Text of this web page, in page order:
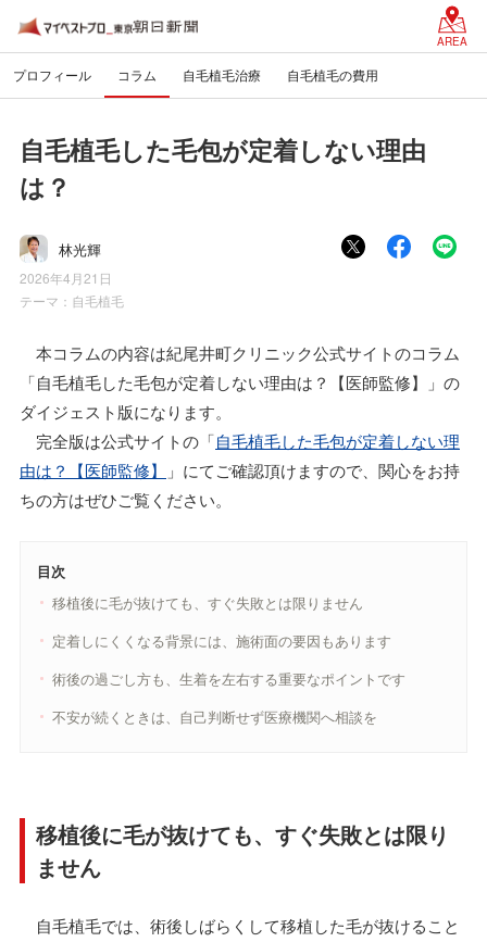
AREA
プロフィール コラム 自毛植毛治療 自毛植毛の費用
自毛植毛した毛包が定着しない理由
は？
林光輝
2026年4月21日
テーマ： 自毛植毛
本コラムの内容は紀尾井町クリニック公式サイトのコラム
「自毛植毛した毛包が定着しない理由は？【医師監修】」の
ダイジェスト版になります。
完全版は公式サイトの「自毛植毛した毛包が定着しない理
由は？【医師監修】
」にてご確認頂けますので、関心をお持
ちの方はぜひご覧ください。
目次
移植後に毛が抜けても、すぐ失敗とは限りません
定着しにくくなる背景には、施術面の要因もあります
術後の過ごし方も、生着を左右する重要なポイントです
不安が続くときは、自己判断せず医療機関へ相談を
移植後に毛が抜けても、すぐ失敗とは限り
ません
自毛植毛では、術後しばらくして移植した毛が抜けること